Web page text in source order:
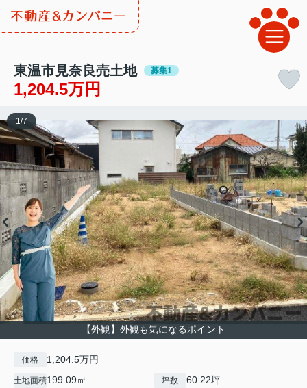
東温市見奈良売土地 募集1
1,204.5万円
【外観】外観も気になるポイント
1/7
価格 1,204.5万円
土地面積199.09㎡ 坪数 60.22坪